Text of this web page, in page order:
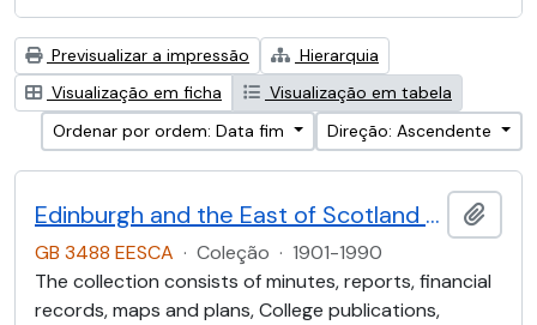
Previsualizar a impressão
Hierarquia
Visualização em ficha
Visualização em tabela
Ordenar por ordem: Data fim
Direção: Ascendente
Edinburgh and the East of Scotland College of Agriculture (EESCA)
GB 3488 EESCA · Coleção · 1901-1990
The collection consists of minutes, reports, financial
records, maps and plans, College publications,